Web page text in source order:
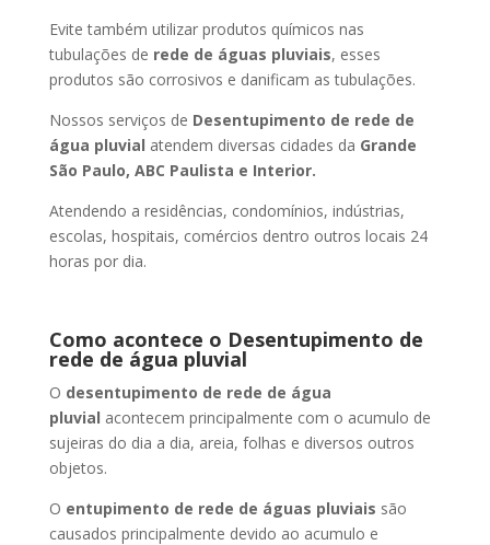
Evite também utilizar produtos químicos nas
tubulações de rede de águas pluviais, esses
produtos são corrosivos e danificam as tubulações.
Nossos serviços de Desentupimento de rede de
água pluvial atendem diversas cidades da Grande
São Paulo, ABC Paulista e Interior.
Atendendo a residências, condomínios, indústrias,
escolas, hospitais, comércios dentro outros locais 24
horas por dia.
Como acontece o Desentupimento de
rede de água pluvial
O desentupimento de rede de água
pluvial acontecem principalmente com o acumulo de
sujeiras do dia a dia, areia, folhas e diversos outros
objetos.
O entupimento de rede de águas pluviais são
causados principalmente devido ao acumulo e